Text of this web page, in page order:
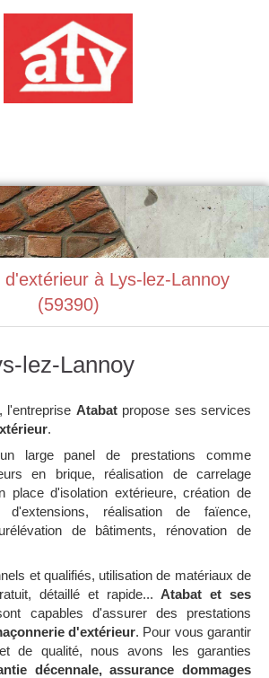
d'extérieur à Lys-lez-Lannoy
(59390)
lez-Lannoy
l'entreprise Atabatpropose ses services
.
large panel de prestations comme
en brique, réalisation de carrelage
place d'isolation extérieure, création de
d'extensions, réalisation de faïence,
de bâtiments, rénovation de
et qualifiés, utilisation de matériaux de
détaillé et rapide...Atabat et ses
capables d'assurer des prestations
d'extérieur. Pour vous garantir
de qualité, nous avons les garanties
décennale, assurance dommages